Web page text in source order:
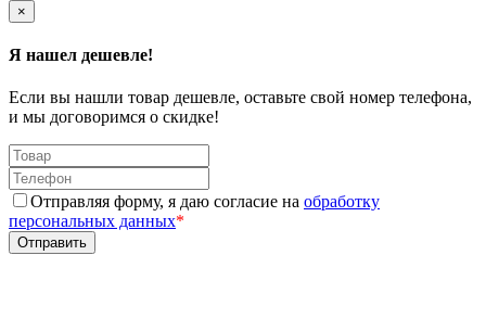
×
Я нашел дешевле!
Если вы нашли товар дешевле, оставьте свой номер телефона,
и мы договоримся о скидке!
Отправляя форму, я даю согласие на обработку
персональных данных*